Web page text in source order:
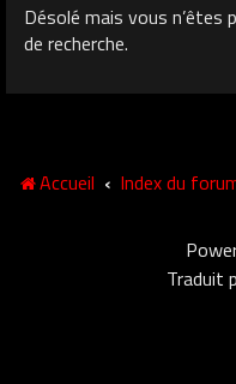
Désolé mais vous
de recherche.
Accueil Index du
Traduit